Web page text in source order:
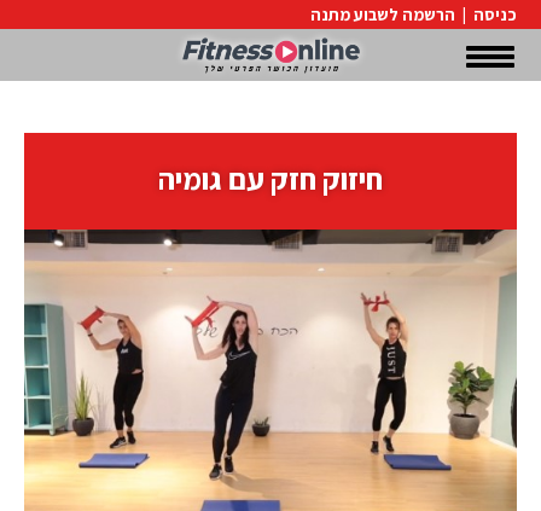
כניסה | הרשמה לשבוע מתנה
חיזוק חזק עם גומיה